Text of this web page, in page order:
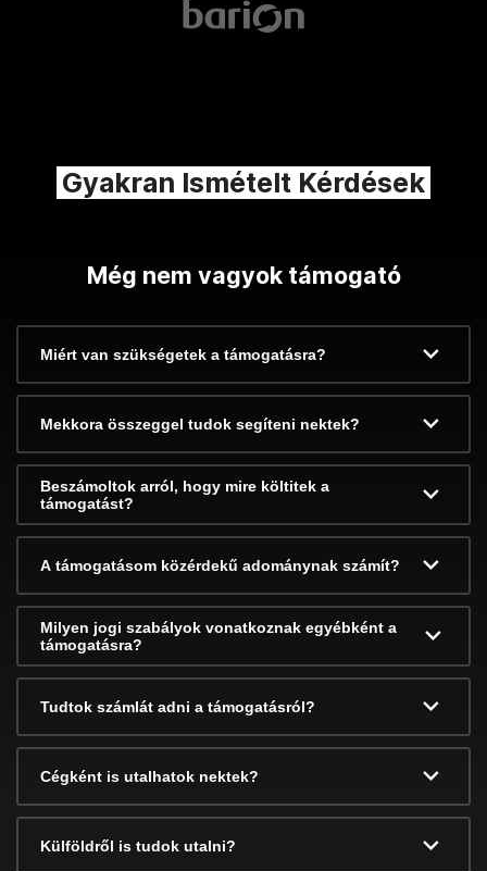
Gyakran Ismételt Kérdések
Még nem vagyok támogató
Miért van szükségetek a támogatásra?
Mekkora összeggel tudok segíteni nektek?
Beszámoltok arról, hogy mire költitek a
támogatást?
A támogatásom közérdekű adománynak számít?
Milyen jogi szabályok vonatkoznak egyébként a
támogatásra?
Tudtok számlát adni a támogatásról?
Cégként is utalhatok nektek?
Külföldről is tudok utalni?